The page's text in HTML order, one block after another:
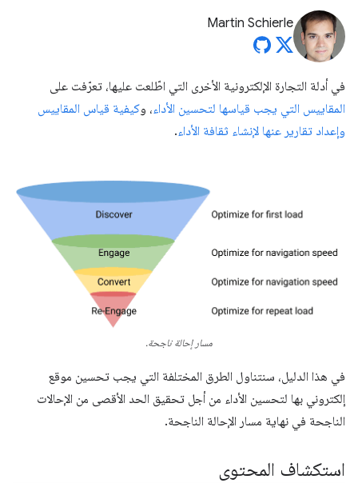
Martin Schierle
في أدلة التجارة الإلكترونية الأخرى التي اطّلعت عليها، تعرّفت على
المقاييس التي يجب قياسها لتحسين الأداء، وكيفية قياس المقاييس
وإعداد تقارير عنها لإنشاء ثقافة الأداء.
مسار إحالة ناجحة.
في هذا الدليل، سنتناول الطرق المختلفة التي يجب تحسين موقع
إلكتروني بها لتحسين الأداء من أجل تحقيق الحد الأقصى من الإحالات
الناجحة في نهاية مسار الإحالة الناجحة.
استكشاف المحتوى